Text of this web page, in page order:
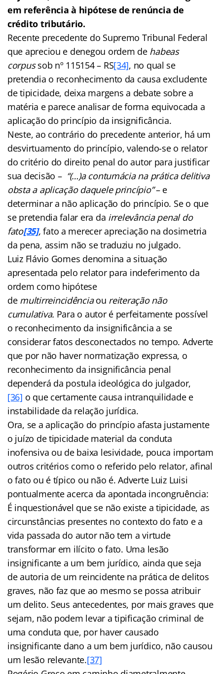
em referência à hipótese de renúncia de
crédito tributário.
Recente precedente do Supremo Tribunal Federal
que apreciou e denegou ordem de habeas
corpussob nº 115154 – RS[34], no qual se
pretendia o reconhecimento da causa excludente
de tipicidade, deixa margens a debate sobre a
matéria e parece analisar de forma equivocada a
aplicação do princípio da insignificância.
Neste, ao contrário do precedente anterior, há um
desvirtuamento do princípio, valendo-se o relator
do critério do direito penal do autor para justificar
sua decisão – “(…)a contumácia na prática delitiva
obsta a aplicação daquele princípio”– e
determinar a não aplicação do princípio. Se o que
se pretendia falar era da irrelevância penal do
fato[35],fato a merecer apreciação na dosimetria
da pena, assim não se traduziu no julgado.
Luiz Flávio Gomes denomina a situação
apresentada pelo relator para indeferimento da
ordem como hipótese
de multirreincidênciaou reiteração não
cumulativa. Para o autor é perfeitamente possível
o reconhecimento da insignificância a se
considerar fatos desconectados no tempo. Adverte
que por não haver normatização expressa, o
reconhecimento da insignificância penal
dependerá da postula ideológica do julgador,
[36] o que certamente causa intranquilidade e
instabilidade da relação jurídica.
Ora, se a aplicação do princípio afasta justamente
o juízo de tipicidade material da conduta
inofensiva ou de baixa lesividade, pouca importam
outros critérios como o referido pelo relator, afinal
o fato ou é típico ou não é. Adverte Luiz Luisi
pontualmente acerca da apontada incongruência:
É inquestionável que se não existe a tipicidade, as
circunstâncias presentes no contexto do fato e a
vida passada do autor não tem a virtude
transformar em ilícito o fato. Uma lesão
insignificante a um bem jurídico, ainda que seja
de autoria de um reincidente na prática de delitos
graves, não faz que ao mesmo se possa atribuir
um delito. Seus antecedentes, por mais graves que
sejam, não podem levar a tipificação criminal de
uma conduta que, por haver causado
insignificante dano a um bem jurídico, não causou
um lesão relevante.[37]